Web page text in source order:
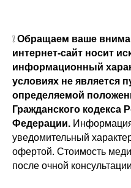
❕ Обращаем ваше
интернет-сайт носит
информационный
условиях не является
определяемой
Гражданского кодекса
Федерации.
уведомительный
офертой. Стоимость
после очной